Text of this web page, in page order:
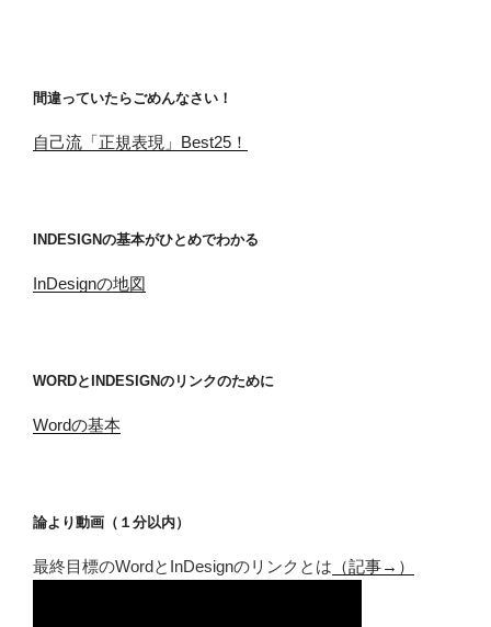
間違っていたらごめんなさい！
自己流「正規表現」Best25！
INDESIGNの基本がひとめでわかる
InDesignの地図
WORDとINDESIGNのリンクのために
Wordの基本
論より動画（１分以内）
最終目標のWordとInDesignのリンクとは （記事→）